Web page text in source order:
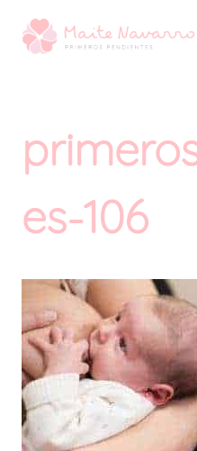
es-106